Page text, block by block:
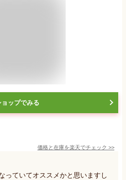
ョップでみる
価格と在庫を楽天でチェック >>
っていてオススメかと思いますし